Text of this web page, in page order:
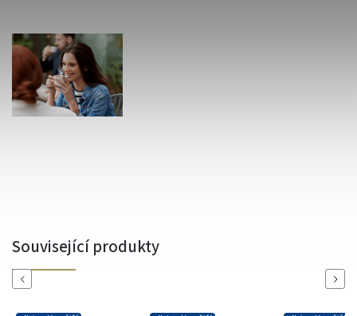
Související produkty
Previous Next